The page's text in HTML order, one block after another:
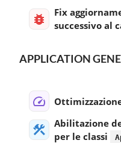
Fix
successivo al
APPLICATION
Abilitazione
per le classi